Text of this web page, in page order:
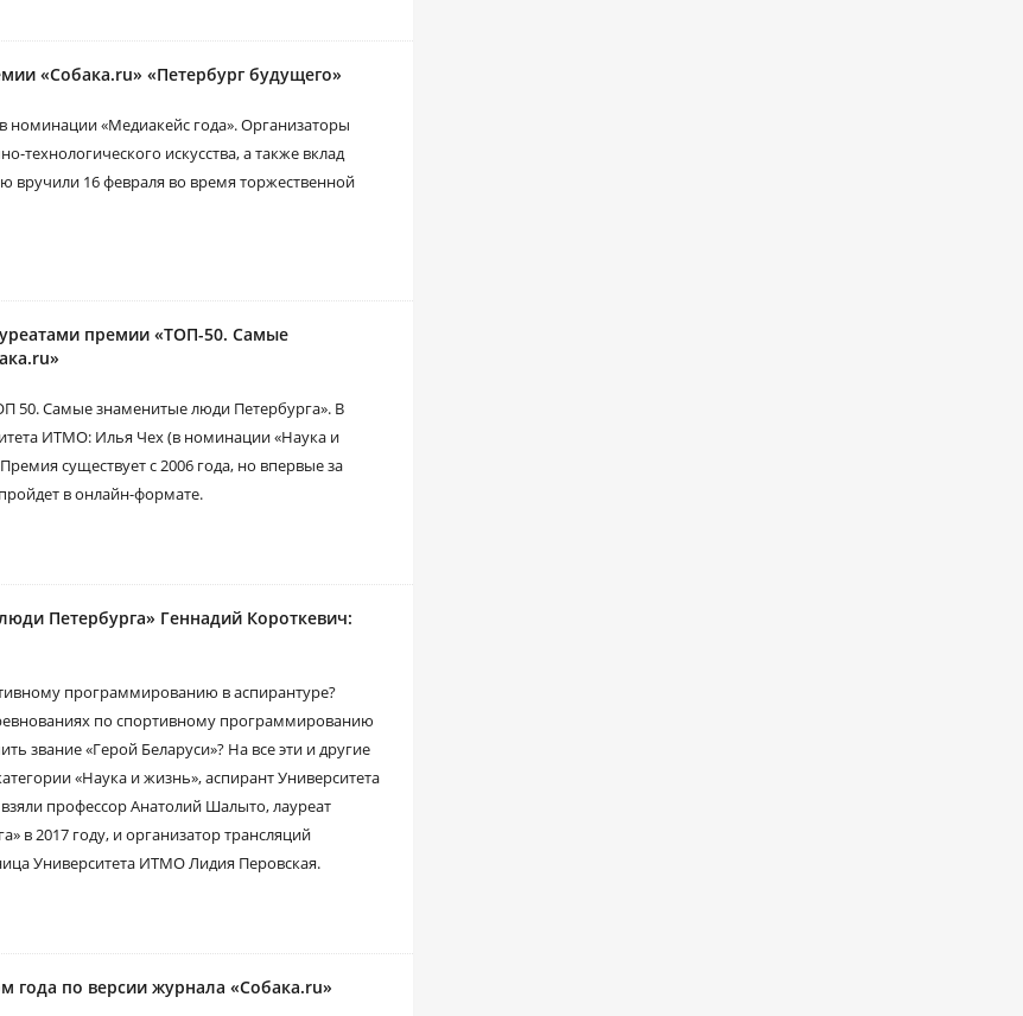
«Собака.ru» «Петербург будущего»
«Медиакейс года». Организаторы
технологического искусства, а также вклад
вручили 16 февраля во время торжественной
премии «ТОП-50. Самые
50. Самые знаменитые люди Петербурга». В
ИТМО: Илья Чех (в номинации «Наука и
существует с 2006 года, но впервые за
в онлайн-формате.
Петербурга» Геннадий Короткевич:
программированию в аспирантуре?
по спортивному программированию
звание «Герой Беларуси»? На все эти и другие
«Наука и жизнь», аспирант Университета
профессор Анатолий Шалыто, лауреат
в 2017 году, и организатор трансляций
Университета ИТМО Лидия Перовская.
года по версии журнала «Собака.ru»